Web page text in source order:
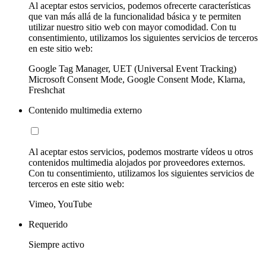
Al aceptar estos servicios, podemos ofrecerte características
que van más allá de la funcionalidad básica y te permiten
utilizar nuestro sitio web con mayor comodidad. Con tu
consentimiento, utilizamos los siguientes servicios de terceros
en este sitio web:
Google Tag Manager, UET (Universal Event Tracking)
Microsoft Consent Mode, Google Consent Mode, Klarna,
Freshchat
Contenido multimedia externo
Al aceptar estos servicios, podemos mostrarte vídeos u otros
contenidos multimedia alojados por proveedores externos.
Con tu consentimiento, utilizamos los siguientes servicios de
terceros en este sitio web:
Vimeo, YouTube
Requerido
Siempre activo